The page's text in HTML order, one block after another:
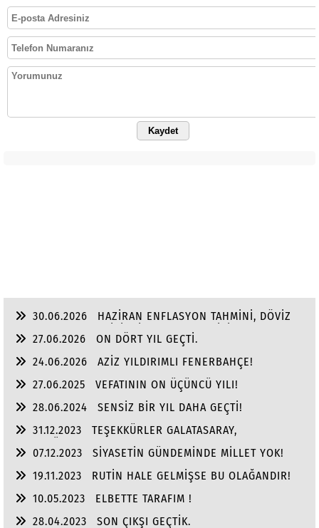
Kaydet
30.06.2026
HAZİRAN ENFLASYON TAHMİNİ, DÖVİZ
VE ALTINDA YILIN, İKİNCİ YARI BEKLENTİSİ!
27.06.2026
ON DÖRT YIL GEÇTİ.
24.06.2026
AZİZ YILDIRIMLI FENERBAHÇE!
27.06.2025
VEFATININ ON ÜÇÜNCÜ YILI!
28.06.2024
SENSİZ BİR YIL DAHA GEÇTİ!
31.12.2023
TEŞEKKÜRLER GALATASARAY,
TEŞEKKÜRLER FENER BAHÇE!
07.12.2023
SİYASETİN GÜNDEMİNDE MİLLET YOK!
19.11.2023
RUTİN HALE GELMİŞSE BU OLAĞANDIR!
10.05.2023
ELBETTE TARAFIM !
28.04.2023
SON ÇIKŞI GEÇTİK.